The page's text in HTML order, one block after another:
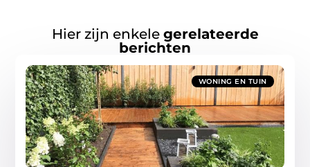
Hier zijn enkele gerelateerde
berichten
WONING EN TUIN